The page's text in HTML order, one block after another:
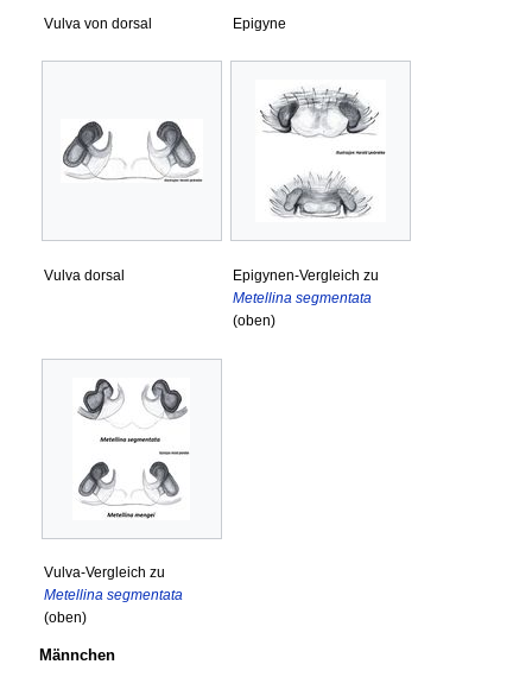
Vulva von dorsal Epigyne
Vulva dorsal
Epigynen-Vergleich zu
Metellina segmentata
(oben)
Vulva-Vergleich zu
Metellina segmentata
(oben)
Männchen